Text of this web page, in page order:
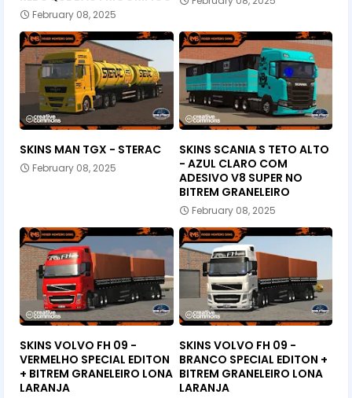
February 08, 2025
SKINS MAN TGX - STERAC
February 08, 2025
SKINS SCANIA S TETO ALTO
- AZUL CLARO COM
ADESIVO V8 SUPER NO
BITREM GRANELEIRO
February 08, 2025
SKINS VOLVO FH 09 -
VERMELHO SPECIAL EDITON
+ BITREM GRANELEIRO LONA
LARANJA
SKINS VOLVO FH 09 -
BRANCO SPECIAL EDITON +
BITREM GRANELEIRO LONA
LARANJA